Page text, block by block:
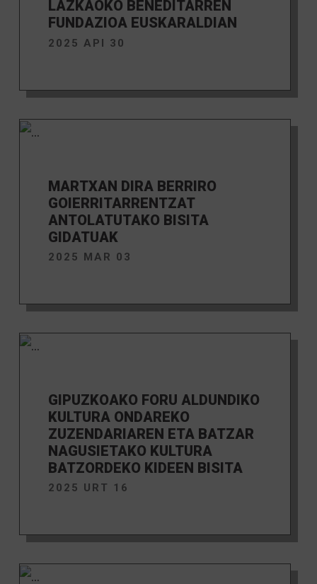
LAZKAOKO BENEDITARREN
FUNDAZIOA EUSKARALDIAN
2025 API 30
MARTXAN DIRA BERRIRO
GOIERRITARRENTZAT
ANTOLATUTAKO BISITA
GIDATUAK
2025 MAR 03
GIPUZKOAKO FORU ALDUNDIKO
KULTURA ONDAREKO
ZUZENDARIAREN ETA BATZAR
NAGUSIETAKO KULTURA
BATZORDEKO KIDEEN BISITA
2025 URT 16